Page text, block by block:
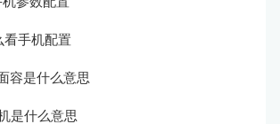
看手机配置
容是什么意思
是什么意思